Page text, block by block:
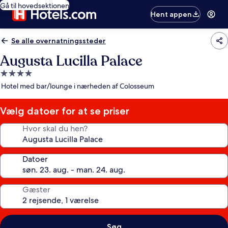
Gå til hovedsektionen
Hent appen
Se alle overnatningssteder
Augusta Lucilla Palace
4.0-
stjernet
Hotel med bar/lounge i nærheden af Colosseum
Vælg datoer for at se priser
Hvor skal du hen?
Datoer
Gæster